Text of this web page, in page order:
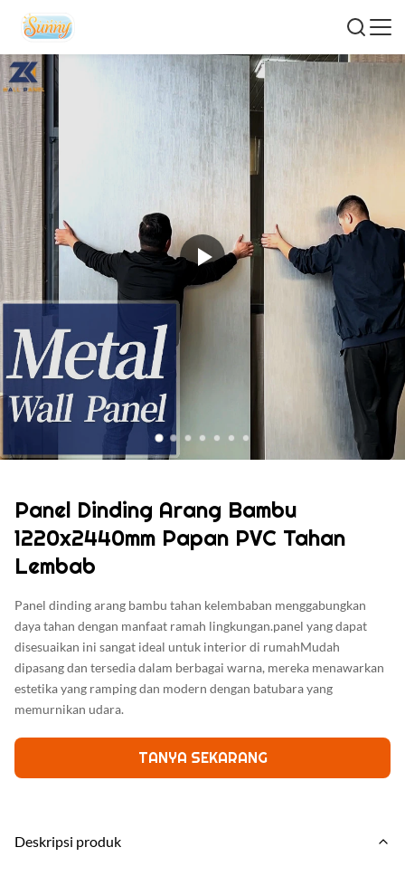
Panel Dinding Arang Bambu
1220x2440mm Papan PVC Tahan
Lembab
Panel dinding arang bambu tahan kelembaban menggabungkan
daya tahan dengan manfaat ramah lingkungan.panel yang dapat
disesuaikan ini sangat ideal untuk interior di rumahMudah
dipasang dan tersedia dalam berbagai warna, mereka menawarkan
estetika yang ramping dan modern dengan batubara yang
memurnikan udara.
TANYA SEKARANG
Deskripsi produk